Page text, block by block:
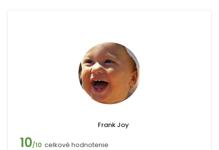
Frank Joy
10/10 celkové hodnotenie